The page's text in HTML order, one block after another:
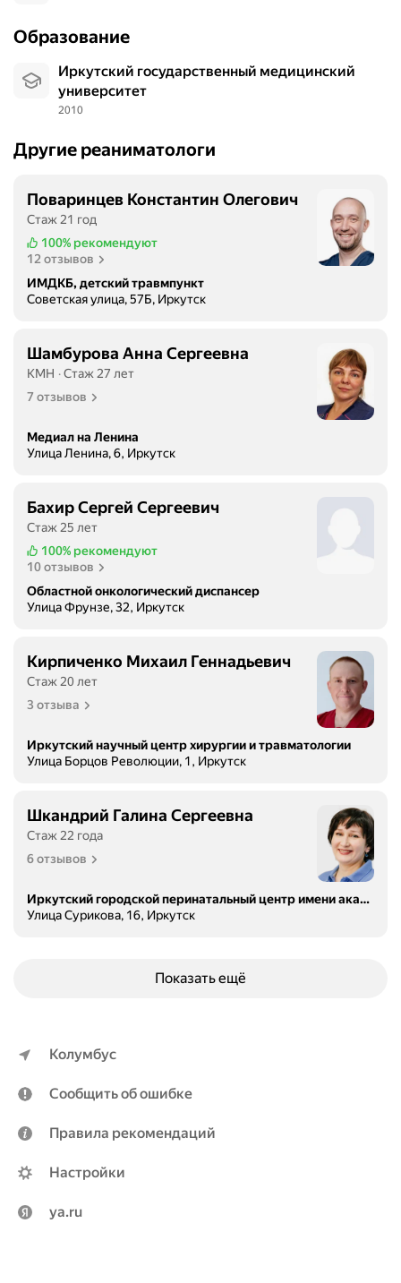
Образование
Иркутский государственный медицинский
университет
2010
Другие реаниматологи
Поваринцев Константин Олегович
Стаж 21 год
100% рекомендуют
12 отзывов
ИМДКБ, детский травмпункт
Советская улица, 57Б, Иркутск
Шамбурова Анна Сергеевна
КМН
Стаж 27 лет
7 отзывов
Медиал на Ленина
Улица Ленина, 6, Иркутск
Бахир Сергей Сергеевич
Стаж 25 лет
100% рекомендуют
10 отзывов
Областной онкологический диспансер
Улица Фрунзе, 32, Иркутск
Кирпиченко Михаил Геннадьевич
Стаж 20 лет
3 отзыва
Иркутский научный центр хирургии и травматологии
Улица Борцов Революции, 1, Иркутск
Шкандрий Галина Сергеевна
Стаж 22 года
6 отзывов
Иркутский городской перинатальный центр имени академика М. С. Малиновского, акушерский и неонатологический стационары
Улица Сурикова, 16, Иркутск
Показать ещё
Колумбус
Сообщить об ошибке
Правила рекомендаций
Настройки
ya.ru